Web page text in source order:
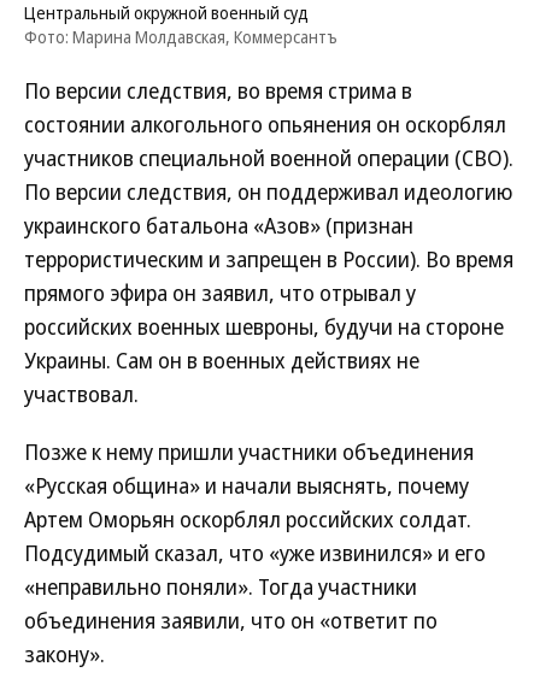
Центральный окружной военный суд
Фото: Марина Молдавская, Коммерсантъ
По версии следствия, во время стрима в
состоянии алкогольного опьянения он оскорблял
участников специальной военной операции (СВО).
По версии следствия, он поддерживал идеологию
украинского батальона «Азов» (признан
террористическим и запрещен в России). Во время
прямого эфира он заявил, что отрывал у
российских военных шевроны, будучи на стороне
Украины. Сам он в военных действиях не
участвовал.
Позже к нему пришли участники объединения
«Русская община» и начали выяснять, почему
Артем Оморьян оскорблял российских солдат.
Подсудимый сказал, что «уже извинился» и его
«неправильно поняли». Тогда участники
объединения заявили, что он «ответит по
закону».